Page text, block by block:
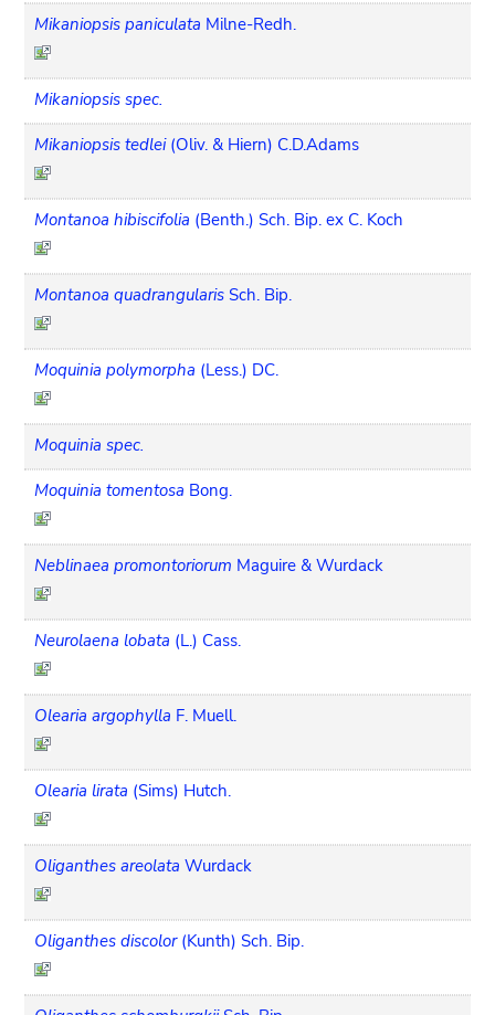
Mikaniopsis paniculata Milne-Redh.
Mikaniopsis spec.
Mikaniopsis tedlei (Oliv. & Hiern) C.D.Adams
Montanoa hibiscifolia (Benth.) Sch. Bip. ex C. Koch
Montanoa quadrangularis Sch. Bip.
Moquinia polymorpha (Less.) DC.
Moquinia spec.
Moquinia tomentosa Bong.
Neblinaea promontoriorum Maguire & Wurdack
Neurolaena lobata (L.) Cass.
Olearia argophylla F. Muell.
Olearia lirata (Sims) Hutch.
Oliganthes areolata Wurdack
Oliganthes discolor (Kunth) Sch. Bip.